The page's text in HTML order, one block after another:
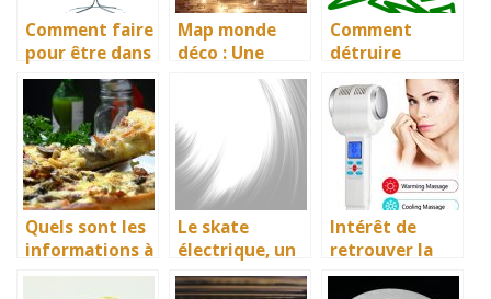
Comment faire
pour être dans
le meilleur
confort lors
des parties de
gaming ?
Map monde
déco : Une
nouvelle vision
Comment
détruire
minutieuseme
nt des
documents
importants?
Quels sont les
informations à
savoir pour
Le skate
électrique, un
moyen de
Intérêt de
retrouver la
santé grâce